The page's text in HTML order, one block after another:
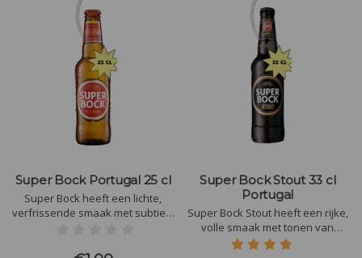
Super Bock Portugal 25 cl
Super Bock heeft een lichte,
verfrissende smaak met subtiele
Super Bock Stout 33 cl
Portugal
Super Bock Stout heeft een rijke,
volle smaak met tonen van
geroosterde koffie en donkere